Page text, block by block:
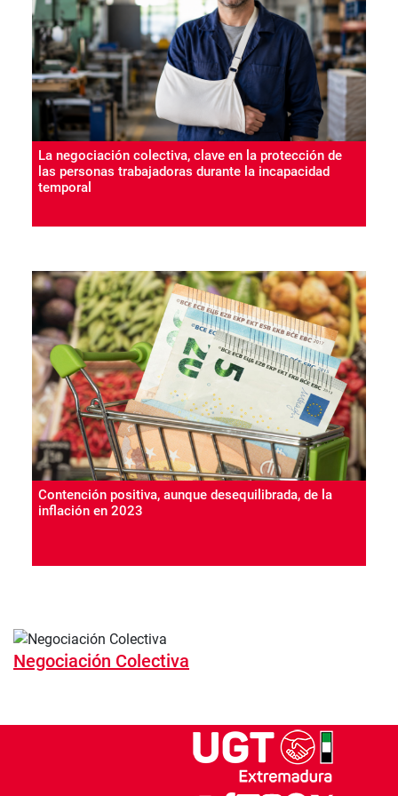
La negociación colectiva, clave en la protección de
las personas trabajadoras durante la incapacidad
temporal
Contención positiva, aunque desequilibrada, de la
inflación en 2023
Negociación Colectiva